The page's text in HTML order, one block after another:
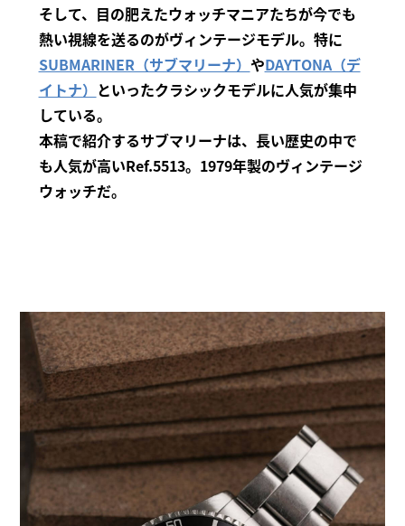
そして、目の肥えたウォッチマニアたちが今でも
熱い視線を送るのがヴィンテージモデル。特に
SUBMARINER（サブマリーナ） やDAYTONA（デ
イトナ） といったクラシックモデルに人気が集中
している。
本稿で紹介するサブマリーナは、長い歴史の中で
も人気が高いRef.5513。1979年製のヴィンテージ
ウォッチだ。